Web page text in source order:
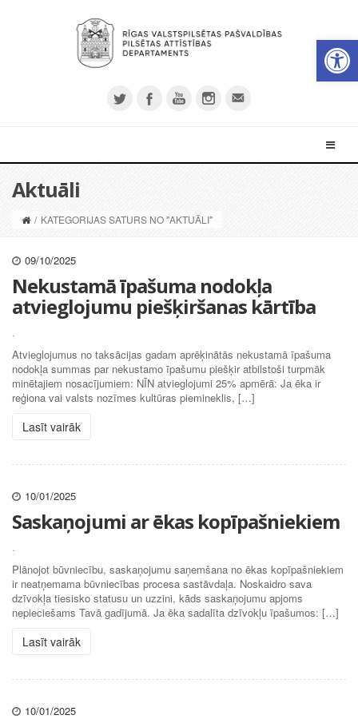
Aktuāli
/ KATEGORIJAS SATURS NO "AKTUĀLI"
09/10/2025
Nekustamā īpašuma nodokļa
atvieglojumu piešķiršanas kārtība
.
Atvieglojumus no taksācijas gadam aprēķinātās nekustamā īpašuma
nodokļa summas par nekustamo īpašumu piešķir atbilstoši turpmāk
minētajiem nosacījumiem: NĪN atvieglojumi 25% apmērā: Ja ēka ir
reģiona vai valsts nozīmes kultūras piemineklis, […]
Lasīt vairāk
10/01/2025
Saskaņojumi ar ēkas kopīpašniekiem
.
Plānojot būvniecību, saskaņojumu saņemšana no ēkas kopīpašniekiem
ir neatņemama būvniecības procesa sastāvdaļa. Noskaidro sava
dzīvokļa tiesisko statusu un uzzini, kāds saskaņojumu apjoms
nepieciešams Tavā gadījumā. Ja ēka sadalīta dzīvokļu īpašumos: […]
Lasīt vairāk
10/01/2025